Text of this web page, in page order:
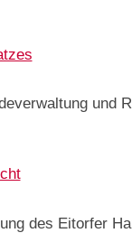
und
des Eitorfer